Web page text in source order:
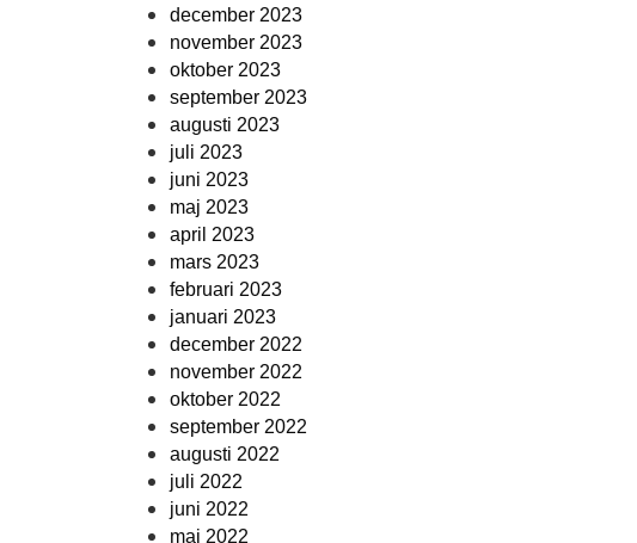
december 2023
november 2023
oktober 2023
september 2023
augusti 2023
juli 2023
juni 2023
maj 2023
april 2023
mars 2023
februari 2023
januari 2023
december 2022
november 2022
oktober 2022
september 2022
augusti 2022
juli 2022
juni 2022
maj 2022